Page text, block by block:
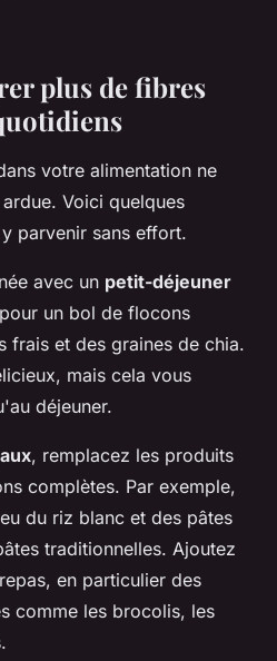
plus de fibres
votre alimentation ne
Voici quelques
parvenir sans effort.
avec un petit-déjeuner
un bol de flocons
frais et des graines de chia.
mais cela vous
déjeuner.
, remplacez les produits
complètes. Par exemple,
du riz blanc et des pâtes
traditionnelles. Ajoutez
en particulier des
comme les brocolis, les